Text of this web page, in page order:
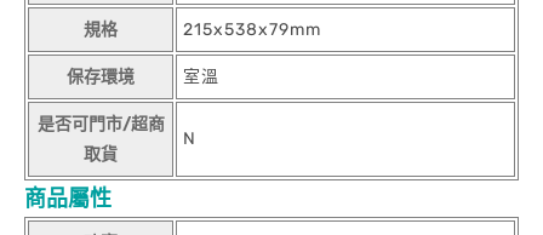
規格 215x538x79mm
保存環境 室溫
是否可門市/超商
取貨
N
商品屬性